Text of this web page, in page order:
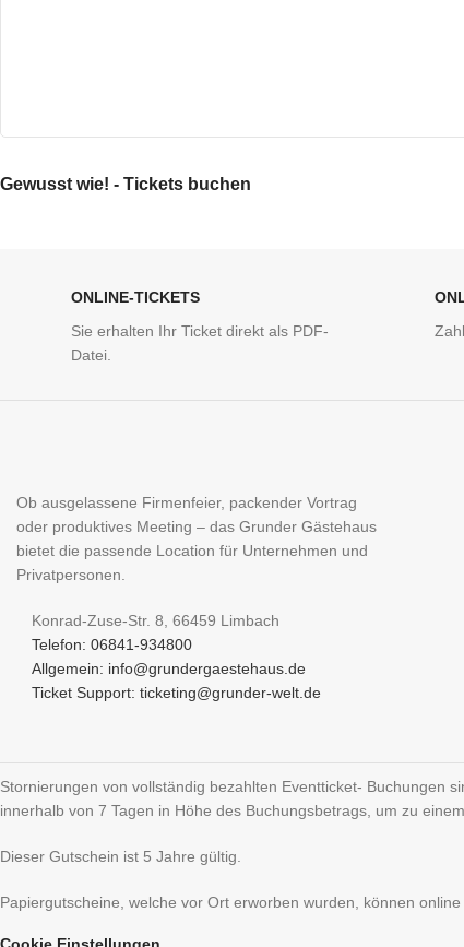
Gewusst wie! - Tickets buchen
ONLINE-TICKETS
Sie erhalten Ihr Ticket direkt als PDF-
Datei.
Ob ausgelassene Firmenfeier, packender Vortrag
oder produktives Meeting – das Grunder Gästehaus
bietet die passende Location für Unternehmen und
Privatpersonen.
Konrad-Zuse-Str. 8, 66459 Limbach
Telefon: 06841-934800
Allgemein: info@grundergaestehaus.de
Ticket Support: ticketing@grunder-welt.de
Stornierungen von vollständig bezahlten Eventticket- Buchungen
innerhalb von 7 Tagen in Höhe des Buchungsbetrags, um zu
Dieser Gutschein ist 5 Jahre gültig.
Papiergutscheine, welche vor Ort erworben wurden, können
Cookie Einstellungen